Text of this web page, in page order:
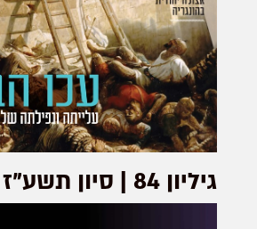
גיליון 84 | סיון תשע"ז